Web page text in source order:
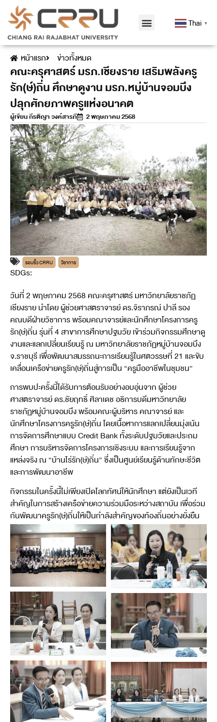
Thai ▼
หน้าแรก ข่าวทั้งหมด
คณะครุศาสตร์ มรภ.เชียงราย เสริมพลังครู
รัก(ษ์)ถิ่น ศึกษาดูงาน มรภ.หมู่บ้านจอมบึง
ปลุกศักยภาพครูแห่งอนาคต
ผู้เขียนกีรติญา วงค์สารภี 2 พฤษภาคม 2568
รอบรั้ว CRRU วิชาการ
SDGs:
วันที่ 2 พฤษภาคม 2568 คณะครุศาสตร์ มหาวิทยาลัยราชภัฏ
เชียงราย นำโดย ผู้ช่วยศาสตราจารย์ ดร.จิราภรณ์ ปาลี รอง
คณบดีฝ่ายวิชาการ พร้อมคณาจารย์และนักศึกษาโครงการครู
รัก(ษ์)ถิ่น รุ่นที่ 4 สาขาการศึกษาปฐมวัย เข้าร่วมกิจกรรมศึกษาดู
งานและแลกเปลี่ยนเรียนรู้ ณ มหาวิทยาลัยราชภัฏหมู่บ้านจอมบึง
จ.ราชบุรี เพื่อพัฒนาสมรรถนะการเรียนรู้ในศตวรรษที่ 21 และขับ
เคลื่อนเครือข่ายครูรัก(ษ์)ถิ่นสู่การเป็น “ครูมืออาชีพในชุมชน”
การพบปะครั้งนี้ได้รับการต้อนรับอย่างอบอุ่นจาก ผู้ช่วย
ศาสตราจารย์ ดร.ชัยฤทธิ์ ศิลาเดช อธิการบดีมหาวิทยาลัย
ราชภัฏหมู่บ้านจอมบึง พร้อมคณะผู้บริหาร คณาจารย์ และ
นักศึกษาโครงการครูรัก(ษ์)ถิ่น โดยเนื้อหาการแลกเปลี่ยนมุ่งเน้น
การจัดการศึกษาแบบ Credit Bank ทั้งระดับปฐมวัยและประถม
ศึกษา การบริหารจัดการโครงการเชิงระบบ และการเรียนรู้จาก
แหล่งจริง ณ “บ้านไร่รัก(ษ์)ถิ่น” ซึ่งเป็นศูนย์เรียนรู้ด้านทักษะชีวิต
และการพัฒนาอาชีพ
กิจกรรมในครั้งนี้ไม่เพียงเปิดโลกทัศน์ให้นักศึกษา แต่ยังเป็นเวที
สำคัญในการสร้างเครือข่ายความร่วมมือระหว่างสถาบัน เพื่อร่วม
กันพัฒนาครูรัก(ษ์)ถิ่นให้เป็นกำลังสำคัญของท้องถิ่นอย่างยั่งยืน